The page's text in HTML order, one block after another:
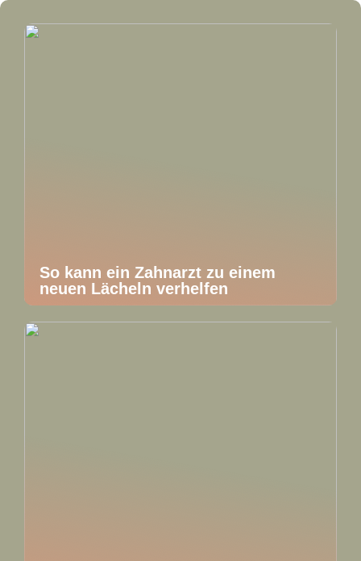
So kann ein Zahnarzt zu einem
neuen Lächeln verhelfen